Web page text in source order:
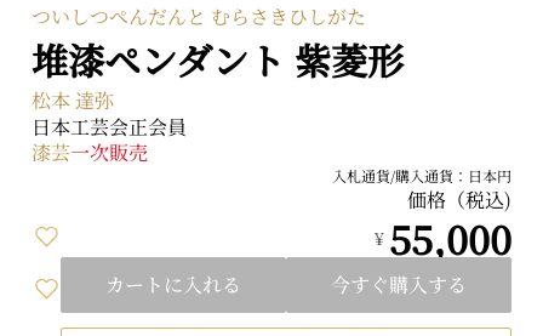
ついしつぺんだんと むらさきひしがた
堆漆ペンダント 紫菱形
松本 達弥
日本工芸会正会員
漆芸一次販売
入札通貨/購入通貨：日本円
価格（税込)
¥ 55,000
カートに入れる 今すぐ購入する